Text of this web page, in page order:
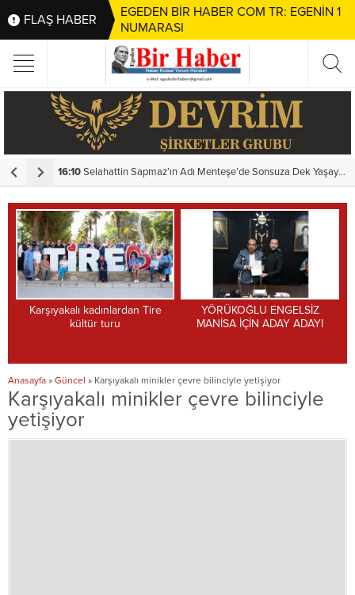
FLAŞ HABER
EGEDEN BİR HABER COM TR: EGENİN 1
NUMARASI
MÜDAHALE 16:10Selahattin Sapmaz’ın Adı Menteşe’de Sonsuza Dek Yaşayacak
Karşıyakalı kadınlardan Tire
kültür turu
YÖRÜKOĞLU ENGELSİZ
MANİSA İÇİN ADAY ADAYI
Anasayfa » Güncel » Karşıyakalı minikler çevre bilinciyle yetişiyor
Karşıyakalı minikler çevre bilinciyle
yetişiyor